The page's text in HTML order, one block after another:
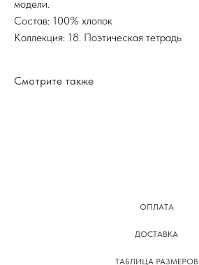
модели.
Состав: 100% хлопок
Коллекция: 18. Поэтическая тетрадь
Смотрите также
ОПЛАТА
ДОСТАВКА
ТАБЛИЦА РАЗМЕРОВ